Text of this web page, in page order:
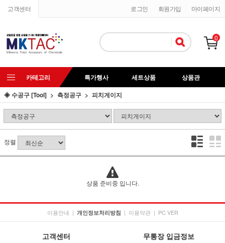
고객센터 마이페이지
회원가입
로그인
0
카테고리 특가행사 세트상품
상품관
◈ 수공구 [Tool]
측정공구 피치게이지
정렬
상품 준비중 입니다.
이용안내 | 개인정보처리방침 | 이용약관 | PC VER
고객센터 무통장 입금정보